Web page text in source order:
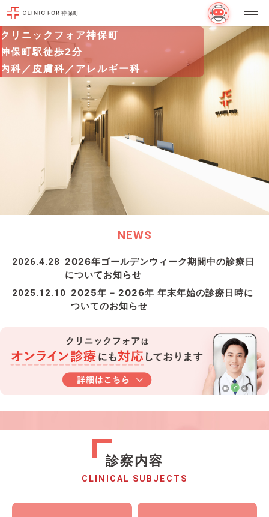
神保町
クリニックフォア神保町
神保町駅徒歩2分
内科／皮膚科／アレルギー科
NEWS
2026.4.28
2026年ゴールデンウィーク期間中の診療日
についてお知らせ
2025.12.10 2025年 – 2026年 年末年始の診療日時に
ついてのお知らせ
診察内容
CLINICAL SUBJECTS